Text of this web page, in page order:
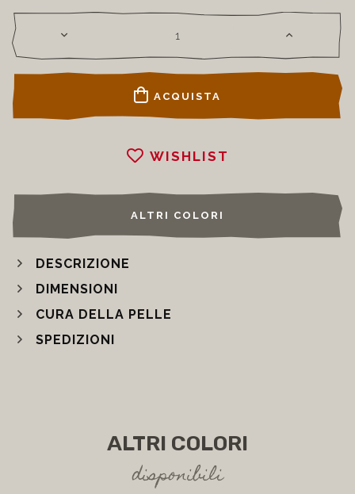
ACQUISTA
WISHLIST
ALTRI COLORI
DESCRIZIONE
DIMENSIONI
CURA DELLA PELLE
SPEDIZIONI
ALTRI COLORI
disponibili